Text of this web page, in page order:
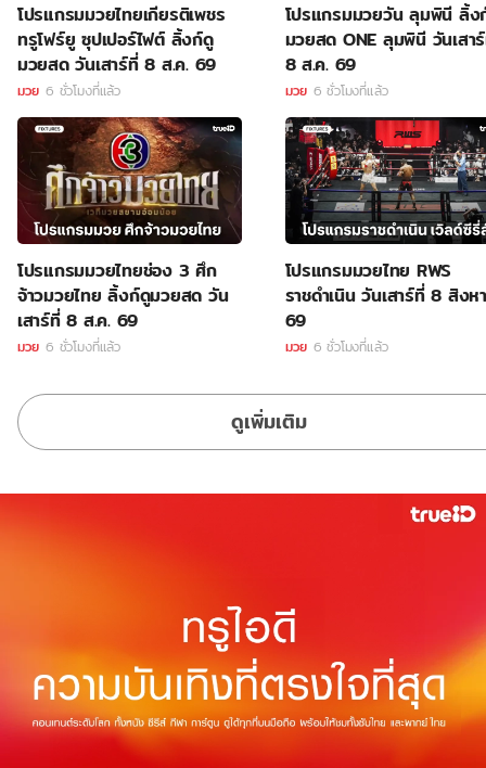
โปรแกรมมวยไทยเกียรติเพชร
ทรูโฟร์ยู ซุปเปอร์ไฟต์ ลิ้งก์ดู
มวยสด วันเสาร์ที่ 8 ส.ค. 69
มวย 6 ชั่วโมงที่แล้ว
โปรแกรมมวยวัน ลุมพินี ลิ้ง
มวยสด ONE ลุมพินี วันเสา
8 ส.ค. 69
มวย 6 ชั่วโมงที่แล้ว
โปรแกรมมวยไทยช่อง 3 ศึก
จ้าวมวยไทย ลิ้งก์ดูมวยสด วัน
เสาร์ที่ 8 ส.ค. 69
มวย 6 ชั่วโมงที่แล้ว
โปรแกรมมวยไทย RWS
ราชดำเนิน วันเสาร์ที่ 8 สิงห
69
มวย 6 ชั่วโมงที่แล้ว
ดูเพิ่มเติม